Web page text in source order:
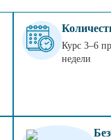
Курс 3–6
недели